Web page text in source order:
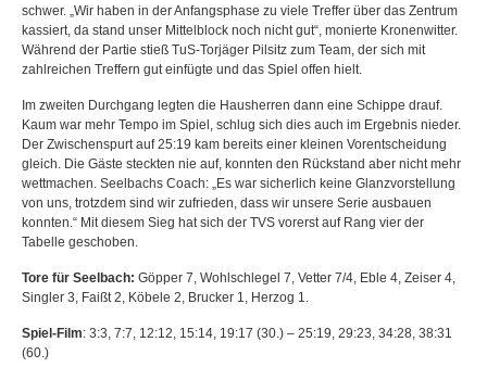
schwer. „Wir haben in der Anfangsphase zu viele Treffer über das Zentrum
kassiert, da stand unser Mittelblock noch nicht gut“, monierte Kronenwitter.
Während der Partie stieß TuS-Torjäger Pilsitz zum Team, der sich mit
zahlreichen Treffern gut einfügte und das Spiel offen hielt.
Im zweiten Durchgang legten die Hausherren dann eine Schippe drauf.
Kaum war mehr Tempo im Spiel, schlug sich dies auch im Ergebnis nieder.
Der Zwischenspurt auf 25:19 kam bereits einer kleinen Vorentscheidung
gleich. Die Gäste steckten nie auf, konnten den Rückstand aber nicht mehr
wettmachen. Seelbachs Coach: „Es war sicherlich keine Glanzvorstellung
von uns, trotzdem sind wir zufrieden, dass wir unsere Serie ausbauen
konnten.“ Mit diesem Sieg hat sich der TVS vorerst auf Rang vier der
Tabelle geschoben.
Tore für Seelbach: Göpper 7, Wohlschlegel 7, Vetter 7/4, Eble 4, Zeiser 4,
Singler 3, Faißt 2, Köbele 2, Brucker 1, Herzog 1.
Spiel-Film: 3:3, 7:7, 12:12, 15:14, 19:17 (30.) – 25:19, 29:23, 34:28, 38:31
(60.)